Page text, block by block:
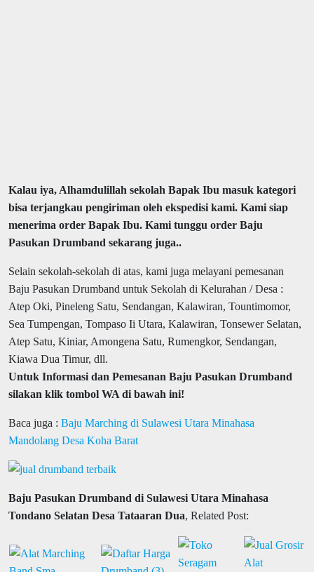
Kalau iya, Alhamdulillah sekolah Bapak Ibu masuk kategori
bisa terjangkau pengiriman oleh ekspedisi kami. Kami siap
menerima order Bapak Ibu. Kami tunggu order Baju
Pasukan Drumband sekarang juga..
Selain sekolah-sekolah di atas, kami juga melayani pemesanan
Baju Pasukan Drumband untuk Sekolah di Kelurahan / Desa :
Atep Oki, Pineleng Satu, Sendangan, Kalawiran, Tountimomor,
Sea Tumpengan, Tompaso Ii Utara, Kalawiran, Tonsewer Selatan,
Atep Satu, Kiniar, Amongena Satu, Rumengkor, Sendangan,
Kiawa Dua Timur, dll.
Untuk Informasi dan Pemesanan Baju Pasukan Drumband
silakan klik tombol WA di bawah ini!
Baca juga : Baju Marching di Sulawesi Utara Minahasa
Mandolang Desa Koha Barat
Baju Pasukan Drumband di Sulawesi Utara Minahasa
Tondano Selatan Desa Tataaran Dua, Related Post: